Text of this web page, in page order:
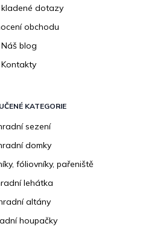
dotazy
obchodu
Náš blog
Kontakty
KATEGORIE
sezení
domky
fóliovníky, pařeniště
lehátka
altány
houpačky